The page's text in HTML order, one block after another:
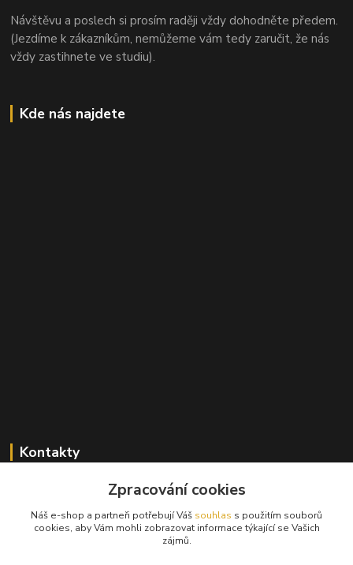
Návštěvu a poslech si prosím raději vždy dohodněte předem.
(Jezdíme k zákazníkům, nemůžeme vám tedy zaručit, že nás
vždy zastihnete ve studiu).
Kde nás najdete
Kontakty
+420 603 824 940
info@hifibazar.online
Zpracování cookies
Náš e-shop a partneři potřebují Váš souhlas s použitím souborů
cookies, aby Vám mohli zobrazovat informace týkající se Vašich
zájmů.